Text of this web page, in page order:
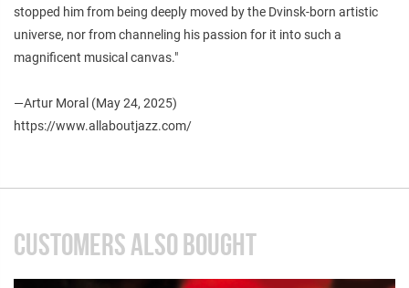
stopped him from being deeply moved by the Dvinsk-born artistic
universe, nor from channeling his passion for it into such a
magnificent musical canvas."
—Artur Moral (May 24, 2025)
https://www.allaboutjazz.com/
CUSTOMERS ALSO BOUGHT